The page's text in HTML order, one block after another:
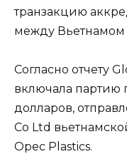
транзакцию
между Вьетнамом
Согласно отчету
включала партию
долларов,
Co Ltd
Opec Plastics.